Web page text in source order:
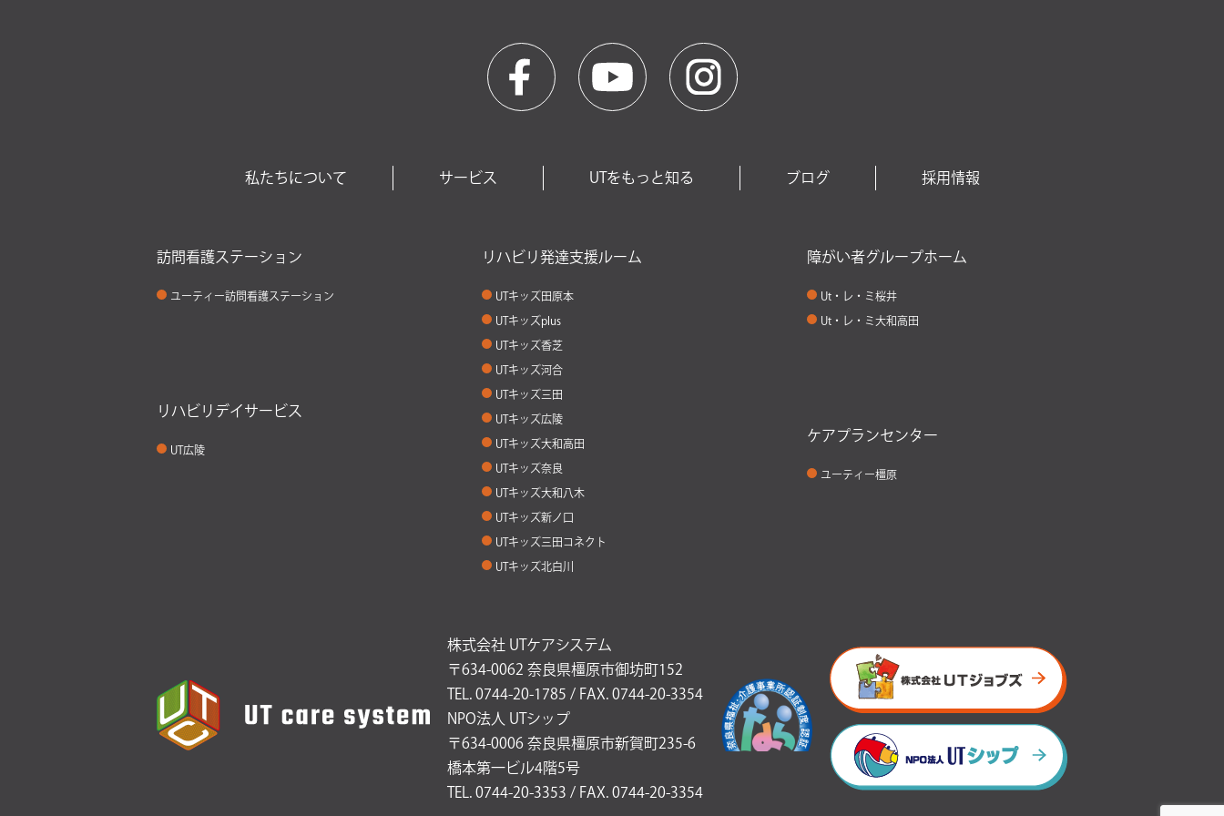
私たちについて サービス UTをもっと知る ブログ 採用情報
訪問看護ステーション
ユーティー訪問看護ステーション
リハビリデイサービス
UT広陵
リハビリ発達支援ルーム
UTキッズ田原本
UTキッズplus
UTキッズ香芝
UTキッズ河合
UTキッズ三田
UTキッズ広陵
UTキッズ大和高田
UTキッズ奈良
UTキッズ大和八木
UTキッズ新ノ口
UTキッズ三田コネクト
UTキッズ北白川
障がい者グループホーム
Ut・レ・ミ桜井
Ut・レ・ミ大和高田
ケアプランセンター
ユーティー橿原
株式会社 UTケアシステム
〒634-0062 奈良県橿原市御坊町152
TEL. 0744-20-1785 / FAX. 0744-20-3354
NPO法人 UTシップ
〒634-0006 奈良県橿原市新賀町235-6
橋本第一ビル4階5号
TEL. 0744-20-3353 / FAX. 0744-20-3354